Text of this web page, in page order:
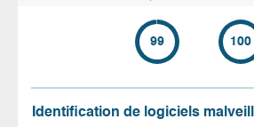
99 100
Identification de logiciels